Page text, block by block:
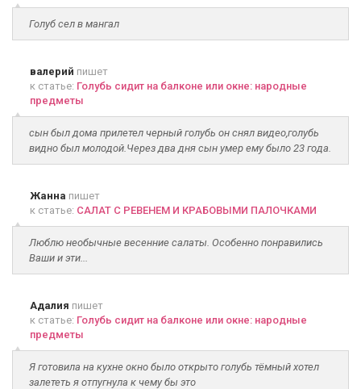
Голуб сел в мангал
валерий пишет
к статье: Голубь сидит на балконе или окне: народные
предметы
сын был дома прилетел черный голубь он снял видео,голубь
видно был молодой.Через два дня сын умер ему было 23 года.
Жанна пишет
к статье: САЛАТ С РЕВЕНЕМ И КРАБОВЫМИ ПАЛОЧКАМИ
Люблю необычные весенние салаты. Особенно понравились
Ваши и эти...
Адалия пишет
к статье: Голубь сидит на балконе или окне: народные
предметы
Я готовила на кухне окно было открыто голубь тёмный хотел
залететь я отпугнула к чему бы это